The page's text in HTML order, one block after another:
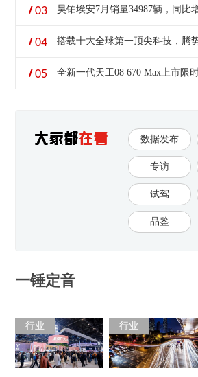
03 昊铂埃安7月销量34987辆，同比增长31.74%
04 搭载十大全球第一顶尖科技，腾
05 全新一代天工08 670 Max上市限
数据发布
专访
试驾
品鉴
一锤定音
行业 行业